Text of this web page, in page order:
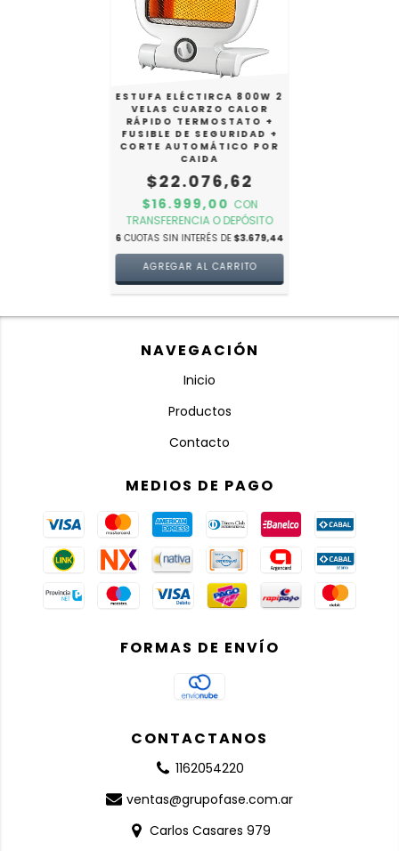
ESTUFA ELÉCTIRCA 800W 2
VELAS CUARZO CALOR
RÁPIDO TERMOSTATO +
FUSIBLE DE SEGURIDAD +
CORTE AUTOMÁTICO POR
CAIDA
$22.076,62
$16.999,00 CON
TRANSFERENCIA O DEPÓSITO
6 CUOTAS SIN INTERÉS DE$3.679,44
NAVEGACIÓN
Inicio
Productos
Contacto
MEDIOS DE PAGO
FORMAS DE ENVÍO
CONTACTANOS
1162054220
ventas@grupofase.com.ar
Carlos Casares 979